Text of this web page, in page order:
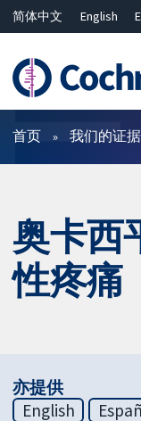
简体中文 English
ไทย
繁體中文
过滤
首页 我们的证据
奥卡西
性疼痛
亦提供
English